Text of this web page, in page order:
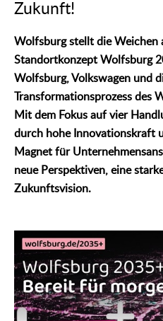
Zukunft!
Wolfsburg stellt die
Standortkonzept Wolfsburg
Wolfsburg, Volkswagen und
Transformationsprozess
Mit dem Fokus auf vier
durch hohe Innovationskraft
Magnet für
neue Perspektiven, eine
Zukunftsvision.